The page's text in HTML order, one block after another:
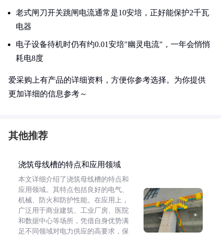
老式闸刀开关跳闸电流通常是10安培，正好能保护2千瓦
电器
电子设备待机时仍有约0.01安培"幽灵电流"，一年会悄悄
耗电8度
爱采购上有产品的详细资料，方便你参考选择。为你提供
更加详细的信息参考～
其他推荐
浇筑母线槽的特点和应用领域
本文详细介绍了浇筑母线槽的特点和
应用领域。其特点包括良好的电气、
机械、防火和防护性能。在应用上，
广泛用于商业建筑、工业厂房、医院
和数据中心等场所，凭借自身优势满
足不同领域对电力供应的高要求，保